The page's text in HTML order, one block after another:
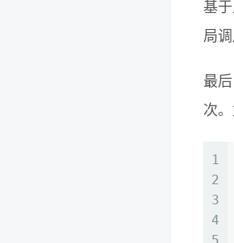
基
局
最
次
1
2
3
4